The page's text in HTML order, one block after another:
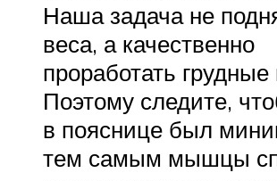
Наша задача не
веса, а качественно
проработать
Поэтому следите,
в пояснице был
тем самым мышцы